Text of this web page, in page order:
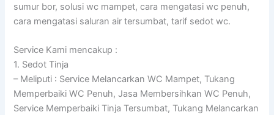
sumur bor, solusi wc mampet, cara mengatasi wc penuh,
cara mengatasi saluran air tersumbat, tarif sedot wc.
Service Kami mencakup :
1. Sedot Tinja
– Meliputi : Service Melancarkan WC Mampet, Tukang
Memperbaiki WC Penuh, Jasa Membersihkan WC Penuh,
Service Memperbaiki Tinja Tersumbat, Tukang Melancarkan